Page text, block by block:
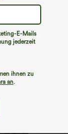
E-Mails
jederzeit
ihnen zu
an.
für 52,62 € oder 4
und geradem Bein